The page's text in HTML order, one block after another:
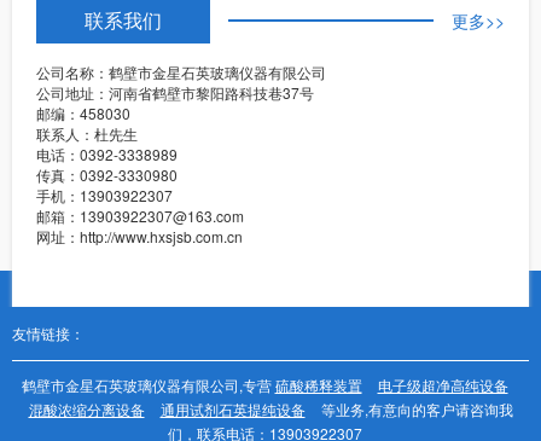
联系我们 更多>>
公司名称：鹤壁市金星石英玻璃仪器有限公司
公司地址：河南省鹤壁市黎阳路科技巷37号
邮编：458030
联系人：杜先生
电话：0392-3338989
传真：0392-3330980
手机：13903922307
邮箱：13903922307@163.com
网址：http://www.hxsjsb.com.cn
友情链接：
鹤壁市金星石英玻璃仪器有限公司,专营硫酸稀释装置
电子级超净高纯设备
混酸浓缩分离设备
通用试剂石英提纯设备
等业务,有意向的客户请咨询我
们，联系电话： 13903922307